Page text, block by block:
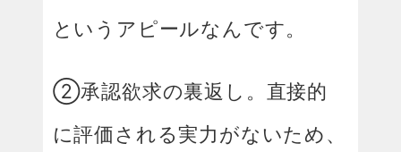
というアピールなんです。
②承認欲求の裏返し。直接的
に評価される実力がないため、